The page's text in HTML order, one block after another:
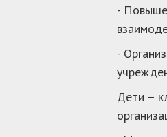
-
-
Дети –